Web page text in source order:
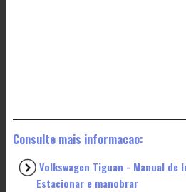
Consulte mais informacao:
Volkswagen Tiguan - Manual de
Estacionar e manobrar